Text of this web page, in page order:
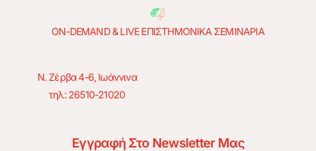
ON-DEMAND & LIVE ΕΠΙΣΤΗΜΟΝΙΚΑ ΣΕΜΙΝΑΡΙΑ
Ν. Ζέρβα 4-6, Ιωάννινα
τηλ: 26510-21020
Εγγραφή Στο Newsletter Μας